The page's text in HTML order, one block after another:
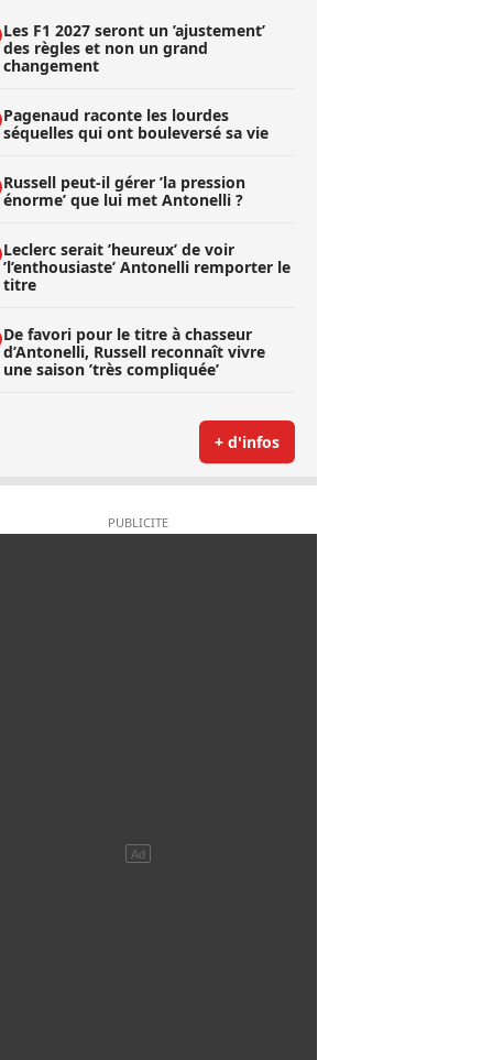
Les F1 2027 seront un ’ajustement’
des règles et non un grand
changement
Pagenaud raconte les lourdes
séquelles qui ont bouleversé sa vie
Russell peut-il gérer ’la pression
énorme’ que lui met Antonelli ?
Leclerc serait ’heureux’ de voir
’l’enthousiaste’ Antonelli remporter le
titre
De favori pour le titre à chasseur
d’Antonelli, Russell reconnaît vivre
une saison ’très compliquée’
+ d'infos